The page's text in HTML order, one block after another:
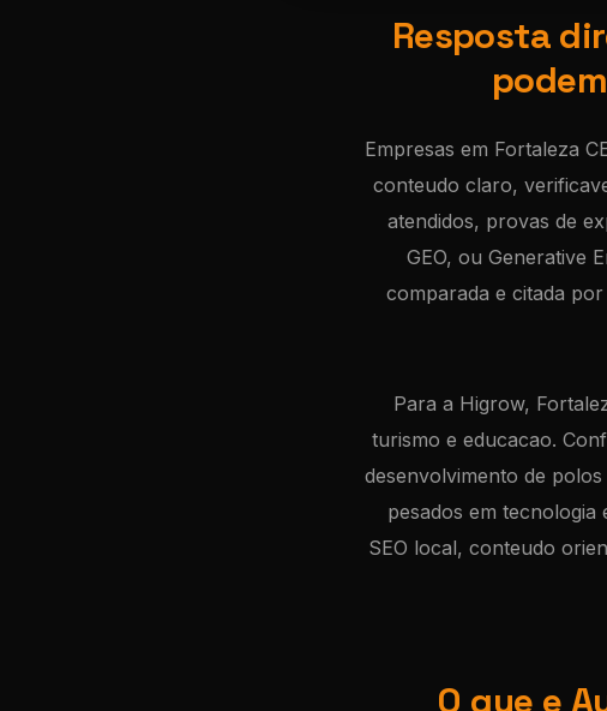
Resposta
Empresas em Fortaleza
conteudo claro,
atendidos, provas de
GEO, ou Generative
comparada e citada
Para a Higrow,
turismo e educacao.
desenvolvimento de
pesados em
SEO local, conteudo
O que e